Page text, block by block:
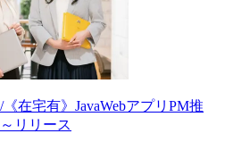
在宅有》JavaWebアプリPM推
リリース